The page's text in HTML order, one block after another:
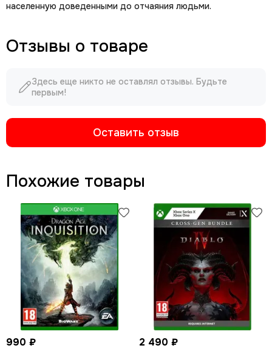
населенную доведенными до отчаяния людьми.
Отзывы о товаре
Здесь еще никто не оставлял отзывы. Будьте
первым!
Оставить отзыв
Похожие товары
990 ₽ 2 490 ₽